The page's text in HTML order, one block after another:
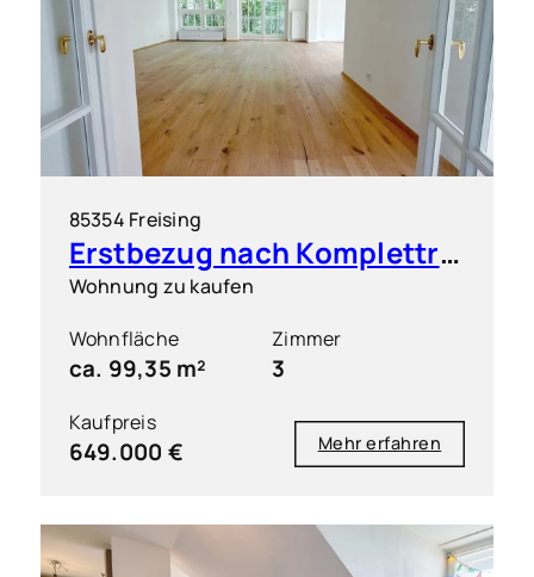
85354 Freising
Erstbezug nach Komplettrenovierung: Elegante 3 Zimmer Wohnung in zentrumsnaher Lage
Wohnung zu kaufen
Wohnfläche
ca. 99,35 m²
Zimmer
3
Kaufpreis
649.000 € Mehr erfahren